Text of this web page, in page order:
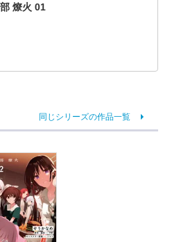
燎火 01
同じシリーズの作品一覧